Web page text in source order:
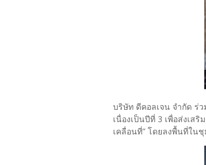
บริษัท ดีคอลเจน จำกัด ร่
เนื่องเป็นปีที่ 3 เพื่อส่งเ
เคลื่อนที่” โดยลงพื้นที่ใน